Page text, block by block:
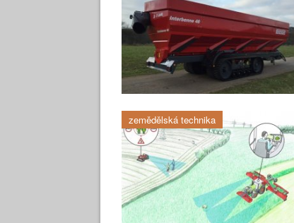
zemědělská technika